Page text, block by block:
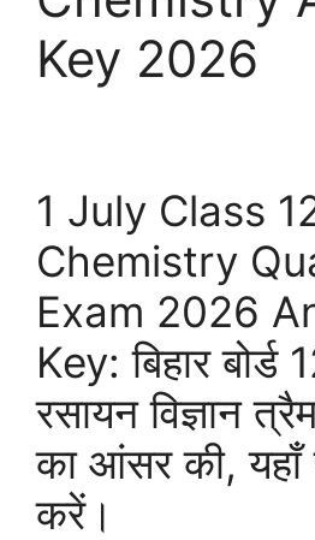
Key 2026
1 July Class
Chemistry
Exam 2026
Key: बिहार बोर्ड
रसायन विज्ञान
का आंसर की, यहाँ
करें।